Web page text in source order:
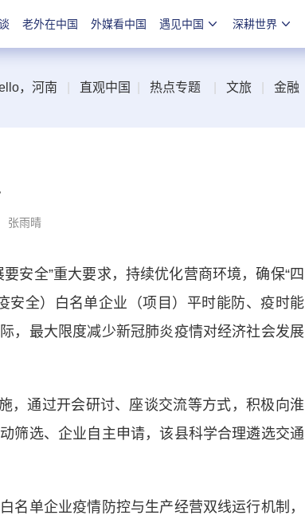
老外在中国 外媒看中国 遇见中国 深耕世界
，河南 直观中国 热点专题 文旅 金融
张雨晴
全”重大要求，持续优化营商环境，确保“四
安全）白名单企业（项目）平时能防、疫时能
，最大限度减少新冠肺炎疫情对经济社会发展
通过开会研讨、座谈交流等方式，积极向淮
筛选、企业自主申请，该县科学合理遴选交通
单企业疫情防控与生产经营双线运行机制，